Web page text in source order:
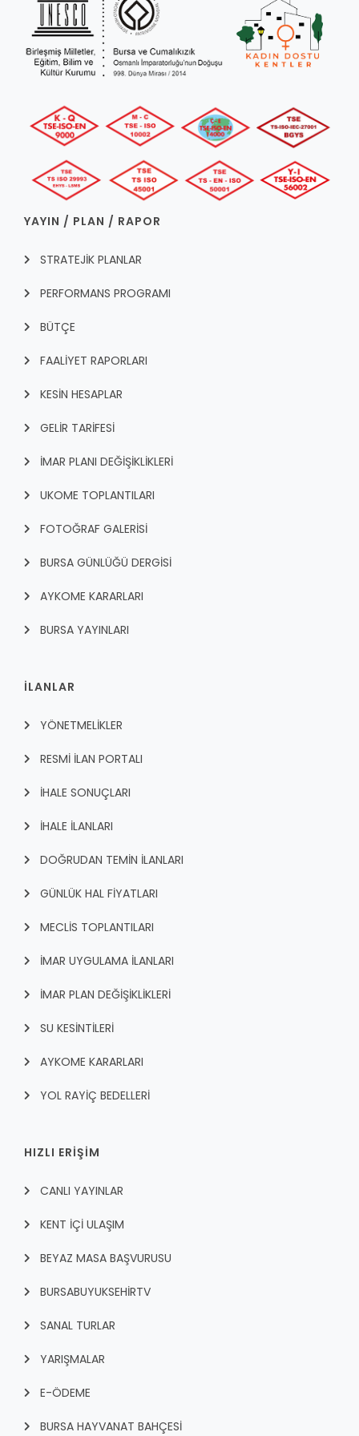
YAYIN / PLAN / RAPOR
STRATEJİK PLANLAR
PERFORMANS PROGRAMI
BÜTÇE
FAALİYET RAPORLARI
KESİN HESAPLAR
GELİR TARİFESİ
İMAR PLANI DEĞİŞİKLİKLERİ
UKOME TOPLANTILARI
FOTOĞRAF GALERİSİ
BURSA GÜNLÜĞÜ DERGİSİ
AYKOME KARARLARI
BURSA YAYINLARI
İLANLAR
YÖNETMELİKLER
RESMİ İLAN PORTALI
İHALE SONUÇLARI
İHALE İLANLARI
DOĞRUDAN TEMİN İLANLARI
GÜNLÜK HAL FİYATLARI
MECLİS TOPLANTILARI
İMAR UYGULAMA İLANLARI
İMAR PLAN DEĞİŞİKLİKLERİ
SU KESİNTİLERİ
AYKOME KARARLARI
YOL RAYİÇ BEDELLERİ
HIZLI ERİŞİM
CANLI YAYINLAR
KENT İÇI ULAŞIM
BEYAZ MASA BAŞVURUSU
BURSABUYUKSEHIRTV
SANAL TURLAR
YARIŞMALAR
E-ÖDEME
BURSA HAYVANAT BAHÇESİ